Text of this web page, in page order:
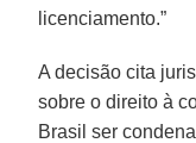
licenciamento.”
A decisão cita
sobre o direito à
Brasil ser